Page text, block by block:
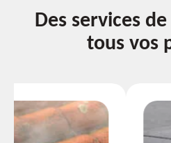
Des services
tous vos